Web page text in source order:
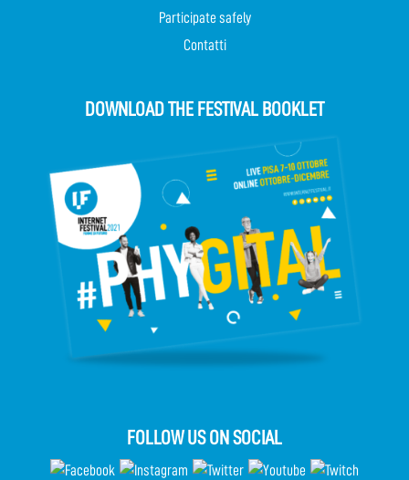
Participate safely
Contatti
DOWNLOAD THE FESTIVAL BOOKLET
FOLLOW US ON SOCIAL